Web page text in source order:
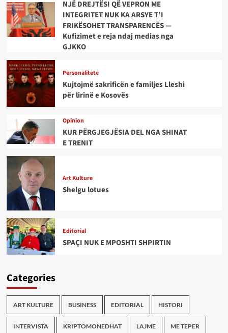
NJË DREJTËSI QË VEPRON ME
INTEGRITET NUK KA ARSYE T’I
FRIKËSOHET TRANSPARENCËS —
Kufizimet e reja ndaj medias nga
GJKKO
Personalitete
Kujtojmë sakrificën e familjes Lleshi
për lirinë e Kosovës
Opinion
KUR PËRGJEGJËSIA DEL NGA SHINAT
E TRENIT
Art Kulture
Shelgu lotues
Editorial
SPAÇI NUK E MPOSHTI SHPIRTIN
Categories
ART KULTURE BUSINESS EDITORIAL HISTORI
INTERVISTA KRIPTOMONEDHAT LAJME ME TEPER